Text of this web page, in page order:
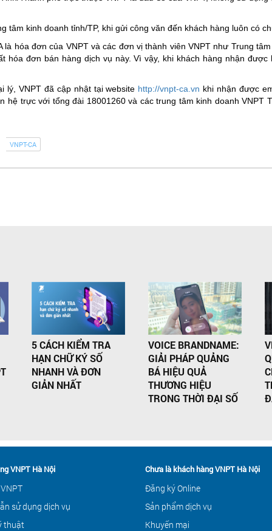
tâm kinh doanh tỉnh/TP, khi gửi công văn đến khách hàng luôn có
hóa đơn của VNPT và các đơn vị thành viên VNPT như Trung
hóa đơn bán hàng dịch vụ này. Vì vậy, khi khách hàng nhận
lý, VNPT đã cập nhật tại website http://vnpt-ca.vn khi nhận được
hệ trực với tổng đài 18001260 và các trung tâm kinh doanh
VNPT-CA
5 CÁCH KIỂM TRA
HẠN CHỮ KÝ SỐ
NHANH VÀ ĐƠN
GIẢN NHẤT
VOICE BRANDNAME:
GIẢI PHÁP QUẢNG
BÁ HIỆU QUẢ
THƯƠNG HIỆU
TRONG THỜI ĐẠI SỐ
VNPT Hà Nội
sử dụng dịch vụ
thuật
Chưa là khách hàng VNPT Hà Nội
Đăng ký Online
Sản phẩm dịch vụ
Khuyến mại